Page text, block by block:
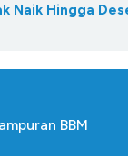
Naik Hingga
BBM